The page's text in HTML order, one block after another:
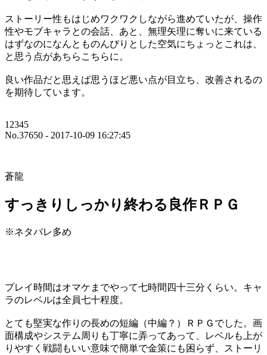
ストーリー性もはじめワクワクしながら進めていたが、操作
性やモブキャラとの会話、あと、無理矢理に奪いに来ている
はずなのになんとものんびりとした空気にちょっとこれは、
と思う点があちらこちらに。
良い作品だと思えば思うほど悪い点が目立ち、改善されるの
を期待しています。
12345
No.37650 - 2017-10-09 16:27:45
蒼龍
すっきりしっかり終わる良作ＲＰＧ
※ネタバレ多め
プレイ時間はオマケまでやって七時間四十三分くらい。キャ
ラのレベルは全員七十程度。
とても堅実な作りの長めの短編（中編？）ＲＰＧでした。画
面構成やシステム周りも丁寧に弄ってあって、レベルも上が
りやすく戦闘もいい意味で簡単で金策にも困らず、ストーリ